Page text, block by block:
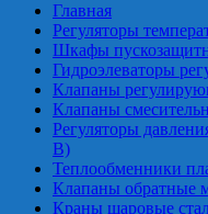
Главная
Регуляторы
Шкафы
Гидроэлеваторы
Клапаны
Клапаны
Регуляторы
В)
Теплообменники
Клапаны
Краны шаровые